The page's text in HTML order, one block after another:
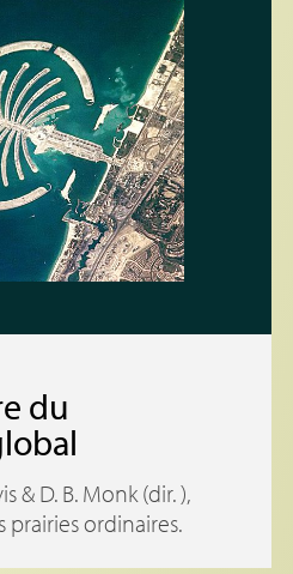
du
& D. B.Monk (dir. ),
prairies ordinaires.